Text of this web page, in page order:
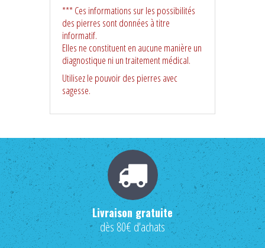
***Ces informations sur les possibilités
des pierres sont données à titre
informatif.
Elles ne constituent en aucune manière un
diagnostique ni un traitement médical.
Utilisez le pouvoir des pierres avec
sagesse.
Livraison gratuite
dès 80€ d'achats